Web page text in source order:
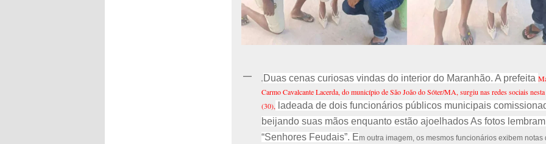
.Duas cenas curiosas vindas do interior do Maranhão. A prefeita
Carmo Cavalcante Lacerda, do município de São João do Sóter/MA, surgiu nas redes sociais
(30), ladeada de dois funcionários públicos municipais
beijando suas mãos enquanto estão ajoelhados As fotos
“Senhores Feudais”. Em outra imagem, os mesmos funcionários exibem notas